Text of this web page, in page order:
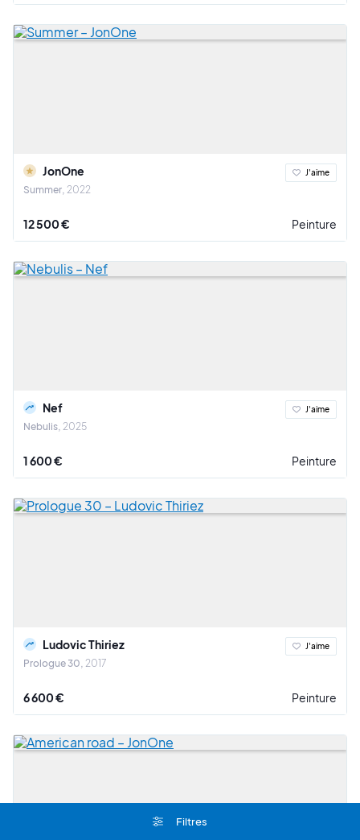
Filtres
JonOne
Summer 2022
J'aime
12 500 € Peinture
Nef
Nebulis 2025
J'aime
1 600 € Peinture
Ludovic Thiriez
Prologue 30 2017
J'aime
6 600 € Peinture